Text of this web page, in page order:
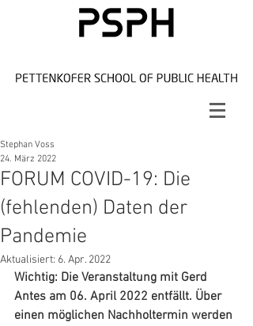
FORUM COVID-19: Die
(fehlenden) Daten der
Pandemie
Stephan Voss
24. März 2022
Aktualisiert: 6. Apr. 2022
Wichtig: Die Veranstaltung mit Gerd
Antes am 06. April 2022 entfällt. Über
einen möglichen Nachholtermin werden